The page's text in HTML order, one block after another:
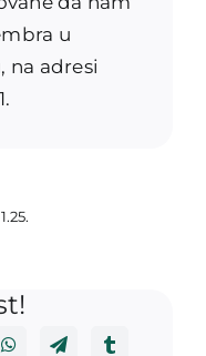
u
na adresi